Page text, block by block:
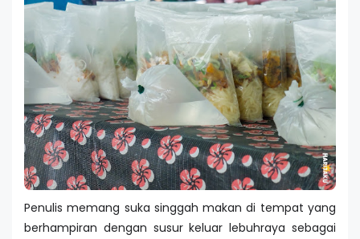
Penulis memang suka singgah makan di tempat yang
berhampiran dengan susur keluar lebuhraya sebagai